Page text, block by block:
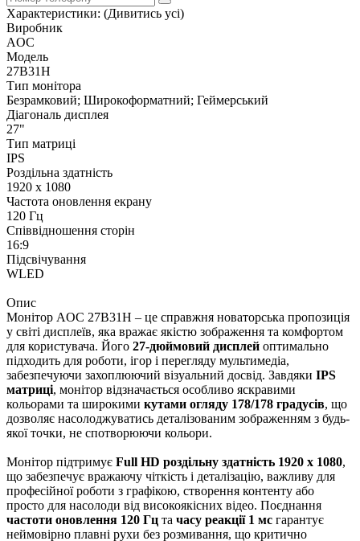
Характеристики: (Дивитись усі)
Виробник
AOC
Модель
27B31H
Тип монітора
Безрамковий; Широкоформатний; Геймерський
Діагональ дисплея
27"
Тип матриці
IPS
Роздільна здатність
1920 x 1080
Частота оновлення екрану
120 Гц
Співвідношення сторін
16:9
Підсвічування
WLED
Опис
Монітор AOC 27B31H – це справжня новаторська пропозиція
у світі дисплеїв, яка вражає якістю зображення та комфортом
для користувача. Його 27-дюймовий дисплей оптимально
підходить для роботи, ігор і перегляду мультимедіа,
забезпечуючи захоплюючий візуальний досвід. Завдяки IPS
матриці, монітор відзначається особливо яскравими
кольорами та широкими кутами огляду 178/178 градусів, що
дозволяє насолоджуватись деталізованим зображенням з будь-
якої точки, не спотворюючи кольори.
Монітор підтримує Full HD роздільну здатність 1920 x 1080,
що забезпечує вражаючу чіткість і деталізацію, важливу для
професійної роботи з графікою, створення контенту або
просто для насолоди від високоякісних відео. Поєднання
частоти оновлення 120 Гц та часу реакції 1 мс гарантує
неймовірно плавні рухи без розмивання, що критично